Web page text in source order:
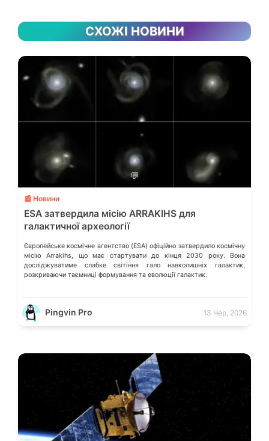
СХОЖІ НОВИНИ
💬
📰 Новини
ESA затвердила місію ARRAKIHS для
галактичної археології
Європейське космічне агентство (ESA) офіційно затвердило космічну
місію Arrakihs, що має стартувати до кінця 2030 року. Вона
досліджуватиме слабке світіння гало навколишніх галактик,
розкриваючи таємниці формування та еволюції галактик.
Pingvin Pro 13 Чер, 2026